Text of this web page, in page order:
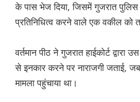
के पास भेज दिया, जिसमें गुजरात
प्रतिनिधित्व करने वाले एक वकील को
वर्तमान पीठ ने गुजरात हाईकोर्ट द्वारा
से इनकार करने पर नाराजगी जताई,
मामला पहुंचाया था।